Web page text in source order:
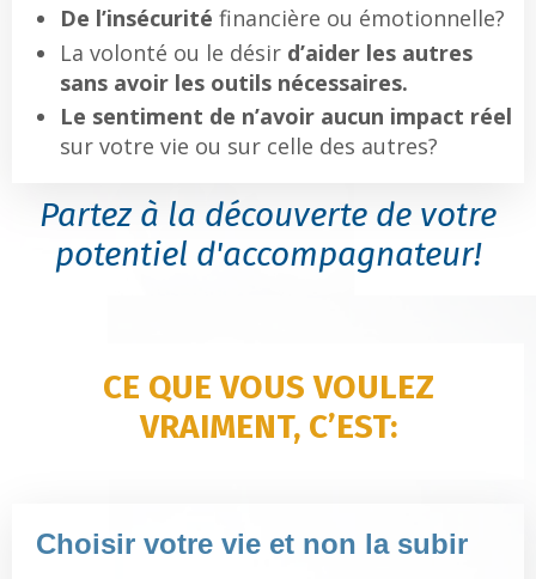
De l’insécurité financière ou émotionnelle?
La volonté ou le désir d’aider les autres
sans avoir les outils nécessaires.
Le sentiment de n’avoir aucun impact réel
sur votre vie ou sur celle des autres?
Partez à la découverte de votre
potentiel d'accompagnateur!
CE QUE VOUS VOULEZ
VRAIMENT, C’EST:
Choisir votre vie et non la subir